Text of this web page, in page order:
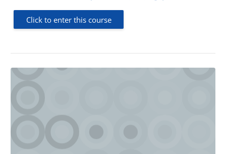
Click to enter this course